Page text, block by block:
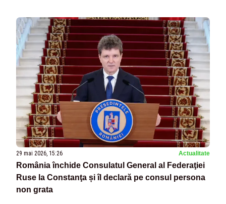
29 mai 2026, 15:26 Actualitate
România închide Consulatul General al Federaţiei
Ruse la Constanţa și îl declară pe consul persona
non grata